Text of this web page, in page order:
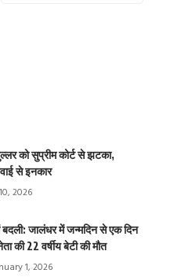
को सुप्रीम कोर्ट से झटका,
से इनकार
2026
बदली: जालंधर में जन्मदिन से एक दिन
की 22 वर्षीय बेटी की मौत
1, 2026